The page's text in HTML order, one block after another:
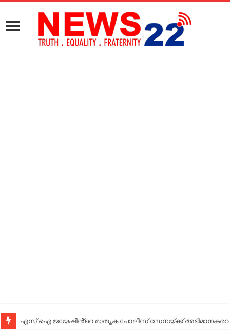
എസ്.ഐ.ജയേഷിൻ്റെ മാതൃക പോലീസ് സേനയ്ക്ക്
എസ്.ഐ.ജയേഷിൻ്റെ മാതൃക പോലീസ് സേനയ്ക്ക്